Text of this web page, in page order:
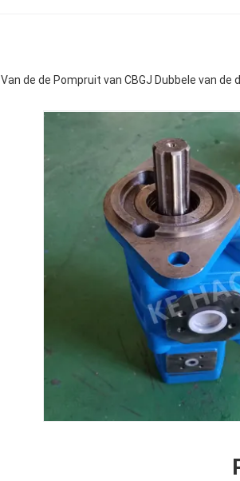
Van de de Pompruit van CBGJ Dubbele van